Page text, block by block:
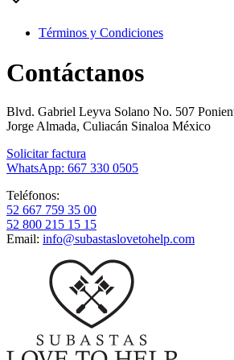
Términos y Condiciones
Contáctanos
Blvd. Gabriel Leyva Solano No. 507
Jorge Almada, Culiacán Sinaloa México
Solicitar factura
WhatsApp: 667 330 0505
Teléfonos:
52 667 759 35 00
52 800 215 15 15
Email: info@subastaslovetohelp.com